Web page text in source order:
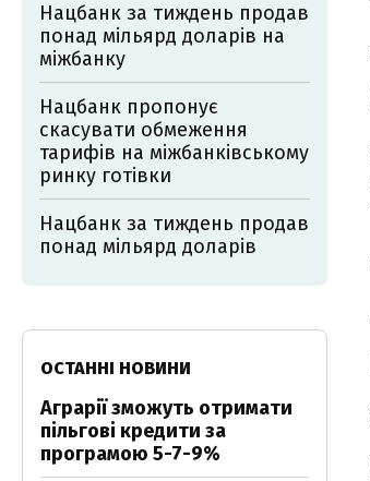
Нацбанк за тиждень продав
понад мільярд доларів на
міжбанку
Нацбанк пропонує
скасувати обмеження
тарифів на міжбанківському
ринку готівки
Нацбанк за тиждень продав
понад мільярд доларів
ОСТАННІ НОВИНИ
Аграрії зможуть отримати
пільгові кредити за
програмою 5-7-9%